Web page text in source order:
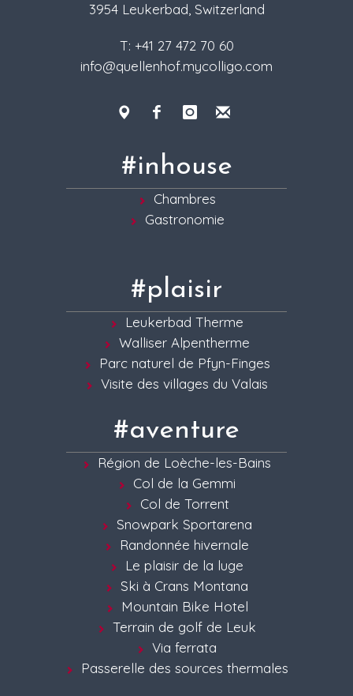
3954 Leukerbad, Switzerland
T: +41 27 472 70 60
info@quellenhof.mycolligo.com
#inhouse
Chambres
Gastronomie
#plaisir
Leukerbad Therme
Walliser Alpentherme
Parc naturel de Pfyn-Finges
Visite des villages du Valais
#aventure
Région de Loèche-les-Bains
Col de la Gemmi
Col de Torrent
Snowpark Sportarena
Randonnée hivernale
Le plaisir de la luge
Ski à Crans Montana
Mountain Bike Hotel
Terrain de golf de Leuk
Via ferrata
Passerelle des sources thermales